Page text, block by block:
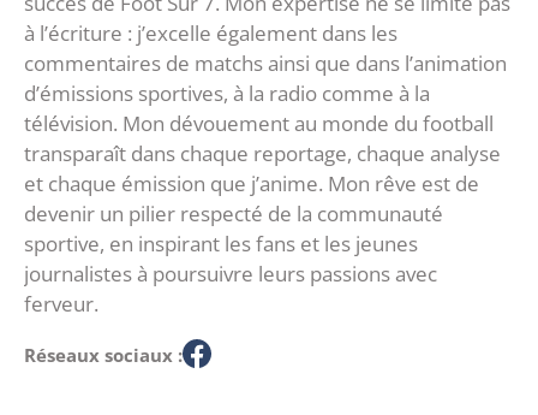
à l’écriture : j’excelle également dans les
commentaires de matchs ainsi que dans l’animation
d’émissions sportives, à la radio comme à la
télévision. Mon dévouement au monde du football
transparaît dans chaque reportage, chaque analyse
et chaque émission que j’anime. Mon rêve est de
devenir un pilier respecté de la communauté
sportive, en inspirant les fans et les jeunes
journalistes à poursuivre leurs passions avec
ferveur.
Réseaux sociaux :